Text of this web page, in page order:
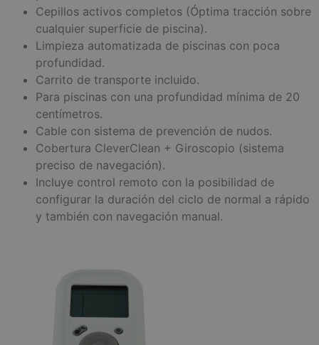
Cepillos activos completos (Óptima tracción sobre
cualquier superficie de piscina).
Limpieza automatizada de piscinas con poca
profundidad.
Carrito de transporte incluido.
Para piscinas con una profundidad mínima de 20
centímetros.
Cable con sistema de prevención de nudos.
Cobertura CleverClean + Giroscopio (sistema
preciso de navegación).
Incluye control remoto con la posibilidad de
configurar la duración del ciclo de normal a rápido
y también con navegación manual.